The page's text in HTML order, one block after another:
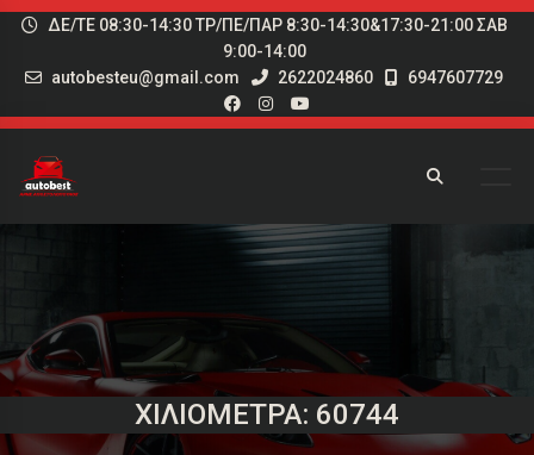
ΔΕ/ΤΕ 08:30-14:30 ΤΡ/ΠΕ/ΠΑΡ 8:30-14:30&17:30-21:00 ΣΑΒ
9:00-14:00
autobesteu@gmail.com
2622024860 6947607729
ΧΙΛΙΌΜΕΤΡΑ: 60744